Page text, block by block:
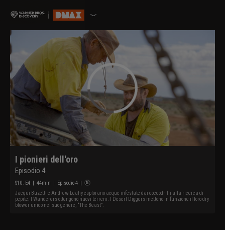
I pionieri dell'oro
Episodio 4
S10 : E4 | 44min | Episodio 4 |
Jacqui Buzetti e Andrew Leahy esplorano acque infestate dai coccodrilli alla ricerca di
pepite. I Wanderers ottengono nuovi terreni. I Desert Diggers mettono in funzione il loro dry
blower unico nel suo genere, “The Beast”.